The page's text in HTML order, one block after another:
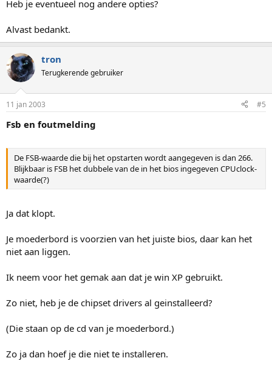
Heb je eventueel nog andere opties?
Alvast bedankt.
tron
Terugkerende gebruiker
11 jan 2003 #5
Fsb en foutmelding
De FSB-waarde die bij het opstarten wordt aangegeven is dan 266.
Blijkbaar is FSB het dubbele van de in het bios ingegeven CPUclock-
waarde(?)
Ja dat klopt.
Je moederbord is voorzien van het juiste bios, daar kan het
niet aan liggen.
Ik neem voor het gemak aan dat je win XP gebruikt.
Zo niet, heb je de chipset drivers al geinstalleerd?
(Die staan op de cd van je moederbord.)
Zo ja dan hoef je die niet te installeren.